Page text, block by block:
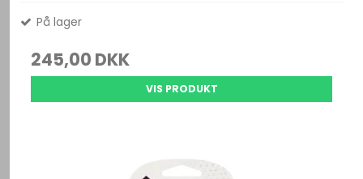
På lager
245,00 DKK
VIS PRODUKT